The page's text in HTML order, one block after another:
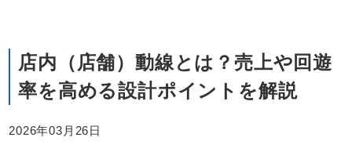
店内（店舗）動線とは？売上や回遊
率を高める設計ポイントを解説
2026年03月26日